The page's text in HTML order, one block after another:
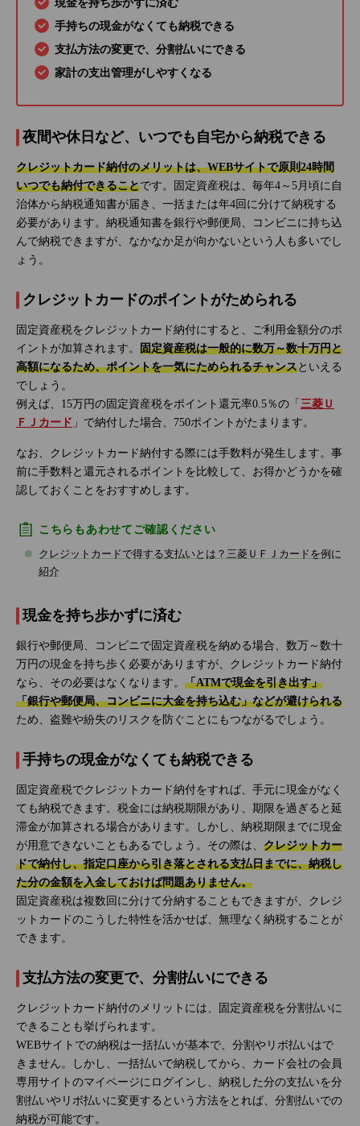
現金を持ち歩かずに済む
手持ちの現金がなくても納税できる
支払方法の変更で、分割払いにできる
家計の支出管理がしやすくなる
夜間や休日など、いつでも自宅から納税できる
クレジットカード納付のメリットは、WEBサイトで原則24時間
いつでも納付できることです。固定資産税は、毎年4～5月頃に自
治体から納税通知書が届き、一括または年4回に分けて納税する
必要があります。納税通知書を銀行や郵便局、コンビニに持ち込
んで納税できますが、なかなか足が向かないという人も多いでし
ょう。
クレジットカードのポイントがためられる
固定資産税をクレジットカード納付にすると、ご利用金額分のポ
イントが加算されます。 固定資産税は一般的に数万～数十万円と
高額になるため、ポイントを一気にためられるチャンスといえる
でしょう。
例えば、15万円の固定資産税をポイント還元率0.5％の「 三菱Ｕ
ＦＪカード 」で納付した場合、750ポイントがたまります。
なお、クレジットカード納付する際には手数料が発生します。事
前に手数料と還元されるポイントを比較して、お得かどうかを確
認しておくことをおすすめします。
こちらもあわせてご確認ください
クレジットカードで得する支払いとは？三菱ＵＦＪカードを例に
紹介
現金を持ち歩かずに済む
銀行や郵便局、コンビニで固定資産税を納める場合、数万～数十
万円の現金を持ち歩く必要がありますが、クレジットカード納付
なら、その必要はなくなります。 「ATMで現金を引き出す」
「銀行や郵便局、コンビニに大金を持ち込む」などが避けられる
ため、盗難や紛失のリスクを防ぐことにもつながるでしょう。
手持ちの現金がなくても納税できる
固定資産税でクレジットカード納付をすれば、手元に現金がなく
ても納税できます。税金には納税期限があり、期限を過ぎると延
滞金が加算される場合があります。しかし、納税期限までに現金
が用意できないこともあるでしょう。その際は、 クレジットカー
ドで納付し、指定口座から引き落とされる支払日までに、納税し
た分の金額を入金しておけば問題ありません。
固定資産税は複数回に分けて分納することもできますが、クレジ
ットカードのこうした特性を活かせば、無理なく納税することが
できます。
支払方法の変更で、分割払いにできる
クレジットカード納付のメリットには、固定資産税を分割払いに
できることも挙げられます。
WEBサイトでの納税は一括払いが基本で、分割やリボ払いはで
きません。しかし、一括払いで納税してから、カード会社の会員
専用サイトのマイページにログインし、納税した分の支払いを分
割払いやリボ払いに変更するという方法をとれば、分割払いでの
納税が可能です。